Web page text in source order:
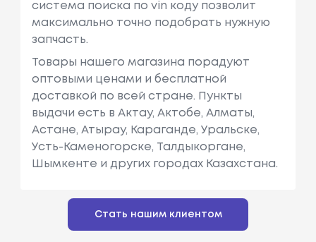
система поиска по vin коду позволит
максимально точно подобрать нужную
запчасть.
Товары нашего магазина порадуют
оптовыми ценами и бесплатной
доставкой по всей стране. Пункты
выдачи есть в Актау, Актобе, Алматы,
Астане, Атырау, Караганде, Уральске,
Усть-Каменогорске, Талдыкоргане,
Шымкенте и других городах Казахстана.
Стать нашим клиентом